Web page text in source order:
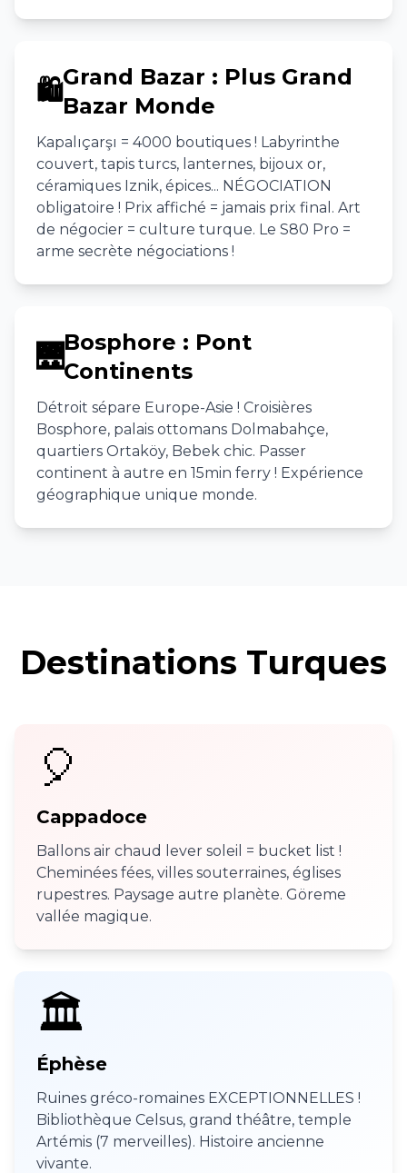
🛍️Grand Bazar : Plus Grand
Bazar Monde
Kapalıçarşı = 4000 boutiques ! Labyrinthe
couvert, tapis turcs, lanternes, bijoux or,
céramiques Iznik, épices... NÉGOCIATION
obligatoire ! Prix affiché = jamais prix final. Art
de négocier = culture turque. Le S80 Pro =
arme secrète négociations !
🌉Bosphore : Pont
Continents
Détroit sépare Europe-Asie ! Croisières
Bosphore, palais ottomans Dolmabahçe,
quartiers Ortaköy, Bebek chic. Passer
continent à autre en 15min ferry ! Expérience
géographique unique monde.
Destinations Turques
🎈
Cappadoce
Ballons air chaud lever soleil = bucket list !
Cheminées fées, villes souterraines, églises
rupestres. Paysage autre planète. Göreme
vallée magique.
🏛️
Éphèse
Ruines gréco-romaines EXCEPTIONNELLES !
Bibliothèque Celsus, grand théâtre, temple
Artémis (7 merveilles). Histoire ancienne
vivante.